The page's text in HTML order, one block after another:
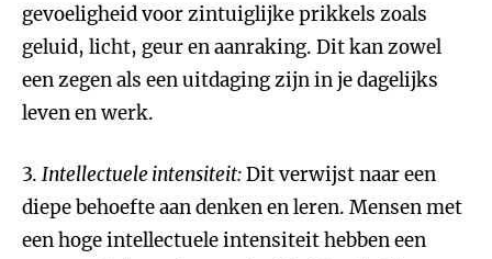
gevoeligheid voor zintuiglijke prikkels zoals
geluid, licht, geur en aanraking. Dit kan zowel
een zegen als een uitdaging zijn in je dagelijks
leven en werk.
3. Intellectuele intensiteit:Dit verwijst naar een
diepe behoefte aan denken en leren. Mensen met
een hoge intellectuele intensiteit hebben een